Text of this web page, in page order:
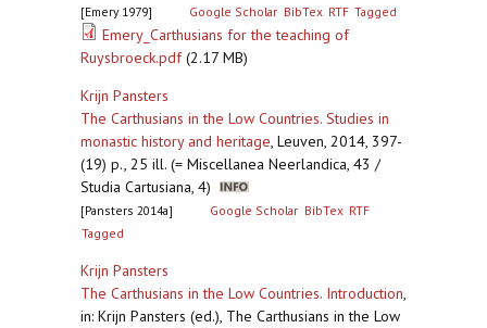
[Emery 1979] Google Scholar BibTex RTF Tagged
Emery_Carthusians for the teaching of
Ruysbroeck.pdf(2.17 MB)
Krijn Pansters
The Carthusians in the Low Countries. Studies in
monastic history and heritage, Leuven, 2014, 397-
(19) p., 25 ill. (= Miscellanea Neerlandica, 43 /
Studia Cartusiana, 4)
[Pansters 2014a] Google Scholar BibTex RTF
Tagged
Krijn Pansters
The Carthusians in the Low Countries. Introduction,
in: Krijn Pansters (ed.), The Carthusians in the Low